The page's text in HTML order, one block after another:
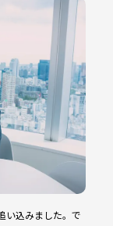
い込みました。で